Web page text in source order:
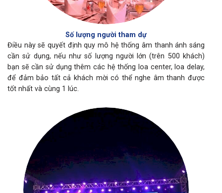
Số lượng người tham dự
Điều này sẽ quyết định quy mô hệ thống âm thanh ánh sáng
cần sử dụng, nếu như số lượng người lớn (trên 500 khách)
bạn sẽ cần sử dụng thêm các hệ thống loa center, loa delay,
để đảm bảo tất cả khách mời có thể nghe âm thanh được
tốt nhất và cùng 1 lúc.